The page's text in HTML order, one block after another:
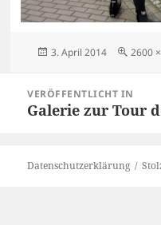
Veröffentlicht
3. April 2014 2600
VERÖFFENTLICHT IN
Galerie zur Tour
Datenschutzerklärung